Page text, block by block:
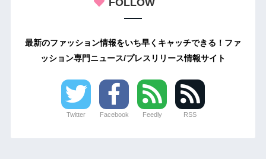
最新のファッション情報をいち早くキャッチできる！ファ
ッション専門ニュース/プレスリリース情報サイト
Twitter Facebook Feedly RSS